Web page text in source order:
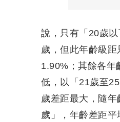
說，只有「20歲
歲，但此年齡級
1.90%；其餘各年
低，以「21歲至
歲差距最大，隨
歲」，年齡差距